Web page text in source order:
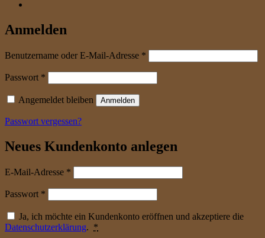
Anmelden
Benutzername oder E-Mail-Adresse *
Passwort *
Angemeldet bleiben Anmelden
Passwort vergessen?
Neues Kundenkonto anlegen
E-Mail-Adresse *
Passwort *
Ja, ich möchte ein Kundenkonto eröffnen und akzeptiere die
Datenschutzerklärung. *